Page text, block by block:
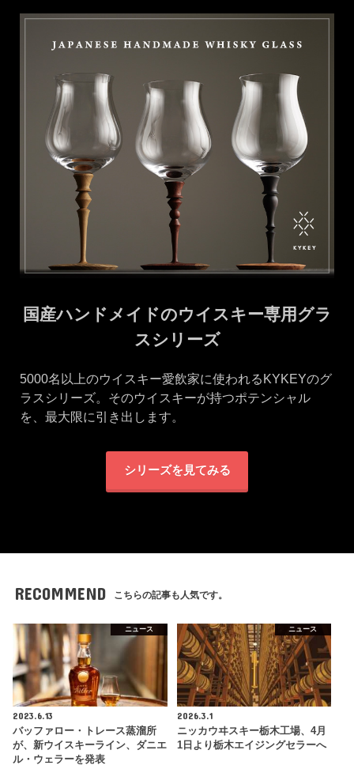
国産ハンドメイドのウイスキー専用グラ
スシリーズ
5000名以上のウイスキー愛飲家に使われるKYKEYのグ
ラスシリーズ。そのウイスキーが持つポテンシャル
を、最大限に引き出します。
シリーズを見てみる
RECOMMEND こちらの記事も人気です。
ニュース
2023.6.13
バッファロー・トレース蒸溜所
が、新ウイスキーライン、ダニエ
ル・ウェラーを発表
ニュース
2026.3.1
ニッカウヰスキー栃木工場、4月
1日より栃木エイジングセラーへ